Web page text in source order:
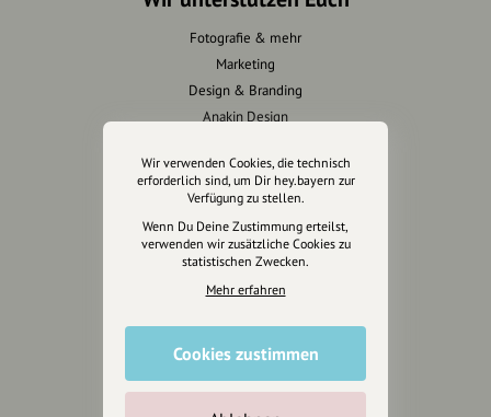
Fotografie & mehr
Marketing
Design & Branding
Anakin Design
Unterstütze
unsere Plattform
hey.bayern ist ein Projekt von
für alle, die uns besuchen
wollen.
Wir verwenden Cookies, die technisch
erforderlich sind, um Dir hey.bayern zur
Verfügung zu stellen.
Wenn Du Deine Zustimmung erteilst,
verwenden wir zusätzliche Cookies zu
statistischen Zwecken.
Mehr erfahren
Cookies zustimmen